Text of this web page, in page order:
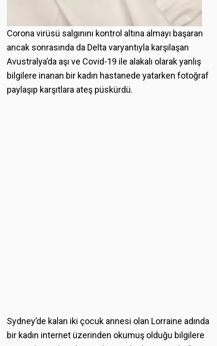
Corona virüsü salgınını kontrol altına almayı başaran
ancak sonrasında da Delta varyantıyla karşılaşan
Avustralya’da aşı ve Covid-19 ile alakalı olarak yanlış
bilgilere inanan bir kadın hastanede yatarken fotoğraf
paylaşıp karşıtlara ateş püskürdü.
Sydney’de kalan iki çocuk annesi olan Lorraine adında
bir kadın internet üzerinden okumuş olduğu bilgilere